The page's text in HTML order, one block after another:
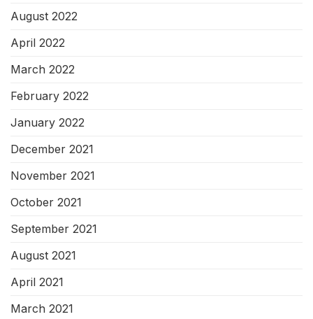
August 2022
April 2022
March 2022
February 2022
January 2022
December 2021
November 2021
October 2021
September 2021
August 2021
April 2021
March 2021